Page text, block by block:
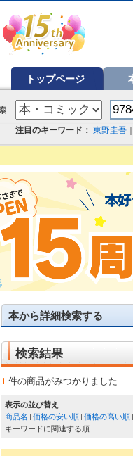
トップページ
注目のキーワード： 東野圭吾
本から詳細検索する
検索結果
1 件の商品がみつかりました
表示の並び替え
商品名
価格の安い順 価格の高い順
キーワードに関連する順